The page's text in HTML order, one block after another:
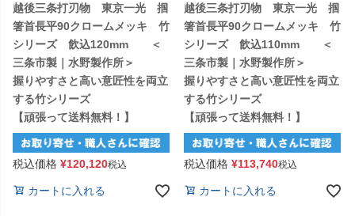
越後三条打刃物 東京一光 掴
箸首長平90クロームメッキ 竹
シリーズ 飲込120mm ＜
三条市製｜水野製作所＞
握りやすさと高い意匠性を両立
する竹シリーズ
【頑張って送料無料！】
税込価格 ¥120,120税込
カートに入れる
越後三条打刃物 東京一光 掴
箸首長平90クロームメッキ 竹
シリーズ 飲込110mm ＜
三条市製｜水野製作所＞
握りやすさと高い意匠性を両立
する竹シリーズ
【頑張って送料無料！】
税込価格 ¥113,740税込
カートに入れる